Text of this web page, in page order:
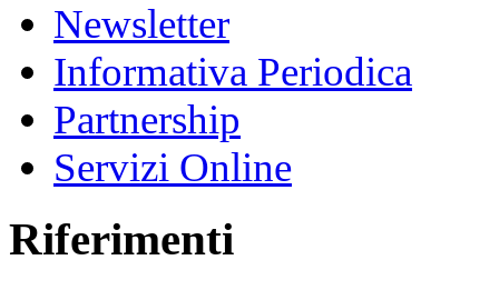
Newsletter
Informativa Periodica
Partnership
Servizi Online
Riferimenti